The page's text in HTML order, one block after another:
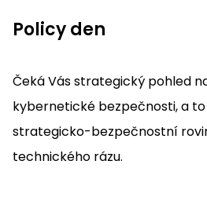
Policy den
Čeká Vás strategický pohled
kybernetické bezpečnosti, a
strategicko-bezpečnostní
technického rázu.